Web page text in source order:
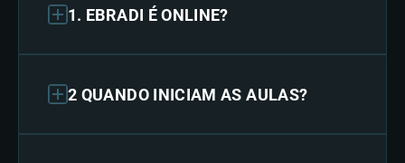
1. EBRADI É ONLINE?
2 QUANDO INICIAM AS AULAS?